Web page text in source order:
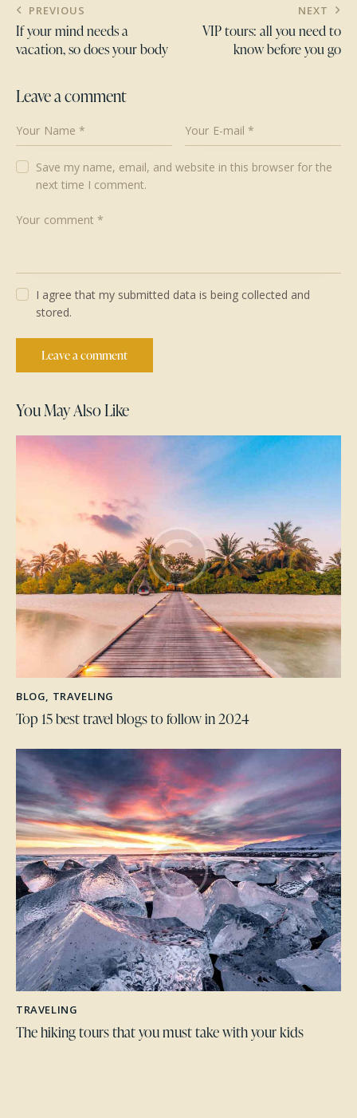
Post
navigation
PREVIOUS
If your mind needs a
vacation, so does your body
NEXT
VIP tours: all you need to
know before you go
Leave a comment
Save my name, email, and website in this browser for the
next time I comment.
I agree that my submitted data is being collected and
stored.
You May Also Like
BLOG, TRAVELING
Top 15 best travel blogs to follow in 2024
TRAVELING
The hiking tours that you must take with your kids